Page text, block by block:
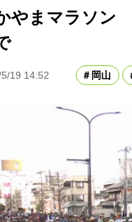
やまマラソン
19 14:52 岡山